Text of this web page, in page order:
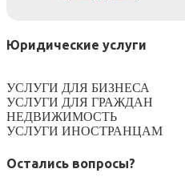
Юридические услуги
УСЛУГИ ДЛЯ БИЗНЕСА
УСЛУГИ ДЛЯ ГРАЖДАН
НЕДВИЖИМОСТЬ
УСЛУГИ ИНОСТРАНЦАМ
Остались вопросы?